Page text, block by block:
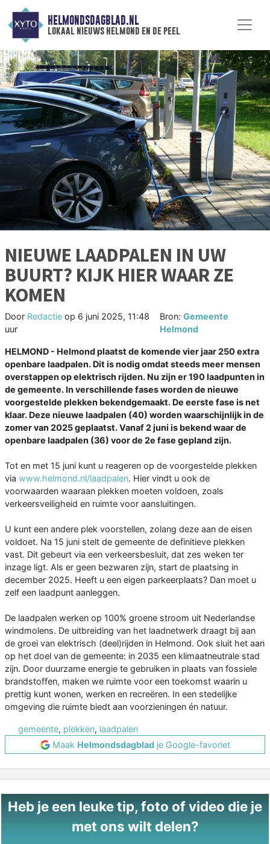
HELMONDSDAGBLAD.NL
lokaal nieuws helmond en de peel
NIEUWE LAADPALEN IN UW
BUURT? KIJK HIER WAAR ZE
KOMEN
Door Redactie op 6 juni 2025, 11:48
uur
Bron: Gemeente
Helmond
HELMOND - Helmond plaatst de komende vier jaar 250 extra
openbare laadpalen. Dit is nodig omdat steeds meer mensen
overstappen op elektrisch rijden. Nu zijn er 190 laadpunten in
de gemeente. In verschillende fases worden de nieuwe
voorgestelde plekken bekendgemaakt. De eerste fase is net
klaar. Deze nieuwe laadpalen (40) worden waarschijnlijk in de
zomer van 2025 geplaatst. Vanaf 2 juni is bekend waar de
openbare laadpalen (36) voor de 2e fase gepland zijn.
Tot en met 15 juni kunt u reageren op de voorgestelde plekken
via www.helmond.nl/laadpalen. Hier vindt u ook de
voorwaarden waaraan plekken moeten voldoen, zoals
verkeersveiligheid en ruimte voor aansluitingen.
U kunt een andere plek voorstellen, zolang deze aan de eisen
voldoet. Na 15 juni stelt de gemeente de definitieve plekken
vast. Dit gebeurt via een verkeersbesluit, dat zes weken ter
inzage ligt. Als er geen bezwaren zijn, start de plaatsing in
december 2025. Heeft u een eigen parkeerplaats? Dan moet u
zelf een laadpunt aanleggen.
De laadpalen werken op 100% groene stroom uit Nederlandse
windmolens. De uitbreiding van het laadnetwerk draagt bij aan
de groei van elektrisch (deel)rijden in Helmond. Ook sluit het aan
op het doel van de gemeente: in 2035 een klimaatneutrale stad
zijn. Door duurzame energie te gebruiken in plaats van fossiele
brandstoffen, maken we ruimte voor een toekomst waarin u
prettig kunt wonen, werken en recreëren. In een stedelijke
omgeving die ruimte biedt aan voorzieningen én natuur.
gemeente, plekken, laadpalen
Maak Helmondsdagbladje Google-favoriet
Heb je een leuke tip, foto of video die je
met ons wilt delen?